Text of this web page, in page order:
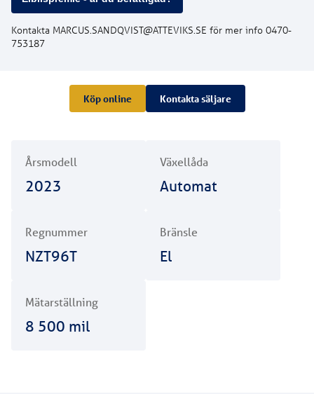
Kontakta MARCUS.SANDQVIST@ATTEVIKS.SE för mer info 0470-
753187
Köp online Kontakta säljare
Årsmodell
2023
Växellåda
Automat
Regnummer
NZT96T
Bränsle
El
Mätarställning
8 500 mil